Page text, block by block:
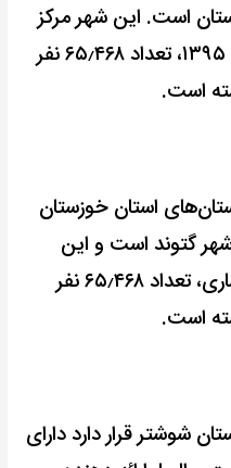
است. این شهر مرکز
شهرستان گتوند استو در سال ۱۳۹۵، تعداد ۶۵٫۴۶۸ نفر
است.
استان خوزستان
گتوند است و این
شهرستان در آخرین سرشماری، تعداد ۶۵٫۴۶۸ نفر
است.
شوشتر قرار دارد دارای